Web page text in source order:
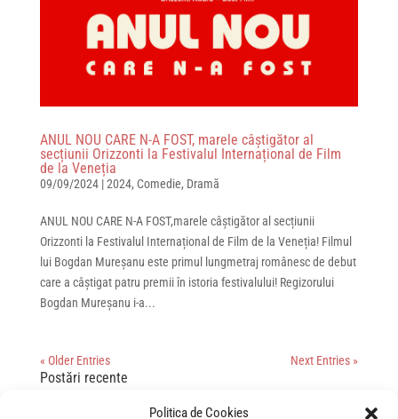
Politica de Cookies
ANUL NOU CARE N-A FOST, marele câștigător al
secțiunii Orizzonti la Festivalul Internațional de Film
de la Veneția
09/09/2024|2024, Comedie, Dramă
ANUL NOU CARE N-A FOST,marele câștigător al secțiunii
Orizzonti la Festivalul Internațional de Film de la Veneția! Filmul
lui Bogdan Mureșanu este primul lungmetraj românesc de debut
care a câștigat patru premii în istoria festivalului! Regizorului
Bogdan Mureșanu i-a...
« Older Entries Next Entries »
Postări recente
„Spre infinit și dincolo de el!” – gala de lansare Povestea